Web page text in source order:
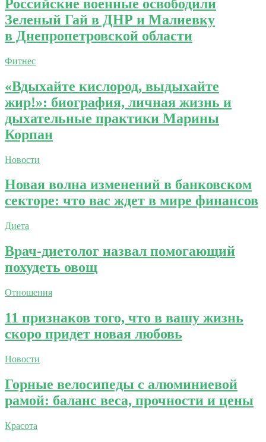
Российские военные освободили
Зеленый Гай в ДНР и Малиевку
в Днепропетровской области
Фитнес
«Вдыхайте кислород, выдыхайте
жир!»: биография, личная жизнь и
дыхательные практики Марины
Корпан
Новости
Новая волна изменений в банковском
секторе: что вас ждет в мире финансов
Диета
Врач-диетолог назвал помогающий
похудеть овощ
Отношения
11 признаков того, что в вашу жизнь
скоро придет новая любовь
Новости
Горные велосипеды с алюминиевой
рамой: баланс веса, прочности и цены
Красота